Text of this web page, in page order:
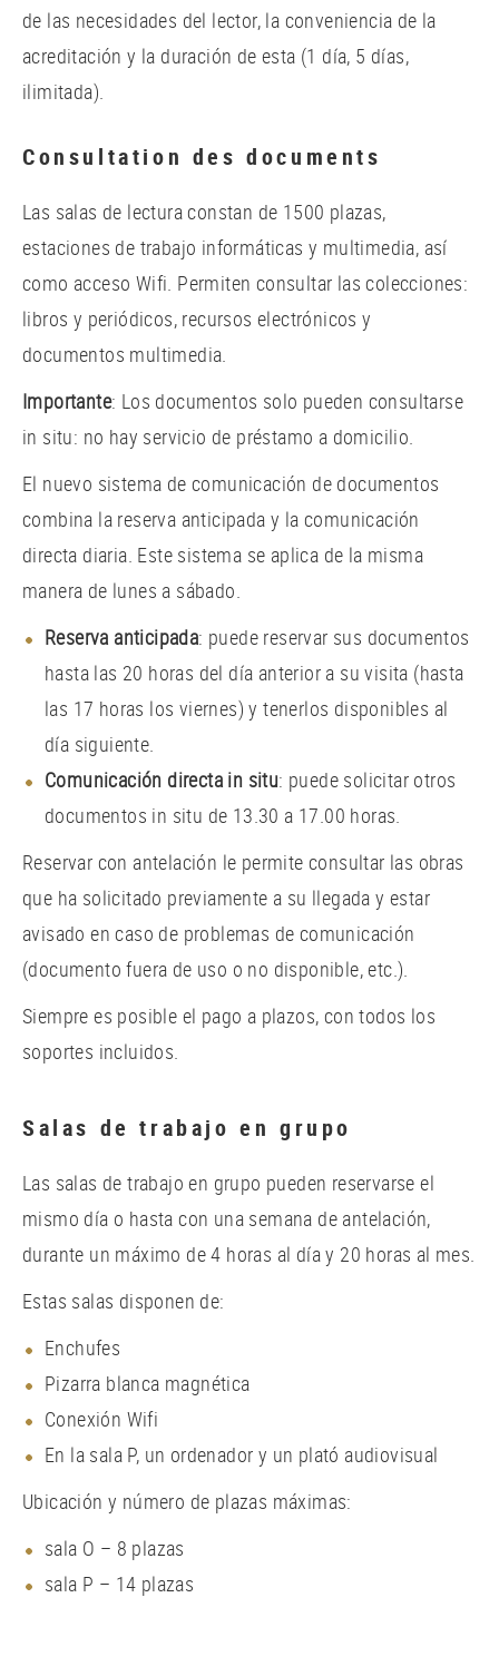
de las necesidades del lector, la conveniencia de la
acreditación y la duración de esta (1 día, 5 días,
ilimitada).
Consultation des documents
Las salas de lectura constan de 1500 plazas,
estaciones de trabajo informáticas y multimedia, así
como acceso Wifi. Permiten consultar las colecciones:
libros y periódicos, recursos electrónicos y
documentos multimedia.
Importante: Los documentos solo pueden consultarse
in situ: no hay servicio de préstamo a domicilio.
El nuevo sistema de comunicación de documentos
combina la reserva anticipada y la comunicación
directa diaria. Este sistema se aplica de la misma
manera de lunes a sábado.
Reserva anticipada: puede reservar sus documentos
hasta las 20 horas del día anterior a su visita (hasta
las 17 horas los viernes) y tenerlos disponibles al
día siguiente.
Comunicación directa in situ: puede solicitar otros
documentos in situ de 13.30 a 17.00 horas.
Reservar con antelación le permite consultar las obras
que ha solicitado previamente a su llegada y estar
avisado en caso de problemas de comunicación
(documento fuera de uso o no disponible, etc.).
Siempre es posible el pago a plazos, con todos los
soportes incluidos.
Salas de trabajo en grupo
Las salas de trabajo en grupo pueden reservarse el
mismo día o hasta con una semana de antelación,
durante un máximo de 4 horas al día y 20 horas al mes.
Estas salas disponen de:
Enchufes
Pizarra blanca magnética
Conexión Wifi
En la sala P, un ordenador y un plató audiovisual
Ubicación y número de plazas máximas:
sala O – 8 plazas
sala P – 14 plazas